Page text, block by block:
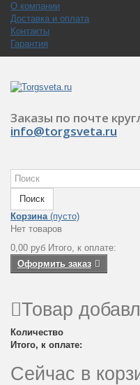
О компании
Доставка и оплата
Контакты
Гарантия
Заказы по почте
info@torgsveta.ru
Поиск
Корзина (пусто)
Нет товаров
0,00 руб Итого, к оплате:
Оформить заказ
Товар
Количество
Итого, к оплате:
Сейчас в